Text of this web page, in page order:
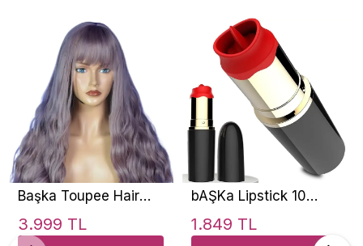
Başka Toupee Hair
Kanekalon Fiber Uzun
Boy Eflatun Perçemli
3.999 TL
bAŞKa Lipstick 10
Mod Şarjlı Ruj ve Dil
Vibratör
1.849 TL